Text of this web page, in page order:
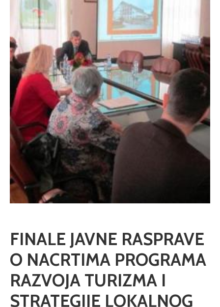
FINALE JAVNE RASPRAVE
O NACRTIMA PROGRAMA
RAZVOJA TURIZMA I
STRATEGIJE LOKALNOG